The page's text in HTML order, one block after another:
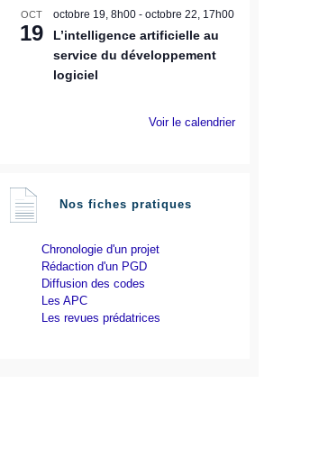
OCT
19
octobre 19, 8h00- octobre 22, 17h00
L’intelligence artificielle au
service du développement
logiciel
Voir le calendrier
Nos fiches pratiques
Chronologie d'un projet
Rédaction d'un PGD
Diffusion des codes
Les APC
Les revues prédatrices